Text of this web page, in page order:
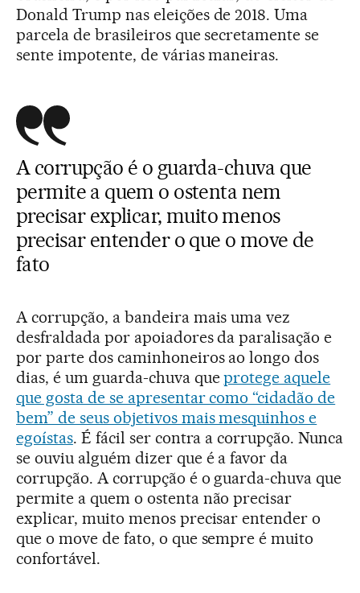
Donald Trump nas eleições de 2018. Uma
parcela de brasileiros que secretamente se
sente impotente, de várias maneiras.
A corrupção é o guarda-chuva que
permite a quem o ostenta nem
precisar explicar, muito menos
precisar entender o que o move de
fato
A corrupção, a bandeira mais uma vez
desfraldada por apoiadores da paralisação e
por parte dos caminhoneiros ao longo dos
dias, é um guarda-chuva queprotege aquele
que gosta de se apresentar como “cidadão de
bem” de seus objetivos mais mesquinhos e
egoístas. É fácil ser contra a corrupção. Nunca
se ouviu alguém dizer que é a favor da
corrupção. A corrupção é o guarda-chuva que
permite a quem o ostenta não precisar
explicar, muito menos precisar entender o
que o move de fato, o que sempre é muito
confortável.